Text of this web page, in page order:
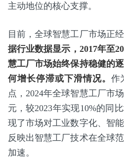
主动地位的核心支撑。
目前，全球智慧工厂市场正
据行业数据显示，2017年至
慧工厂市场始终保持稳健的
何增长停滞或下滑情况。 作
点，2024年全球智慧工厂市
元，较2023年实现10%的同
现了市场对工业数字化、智
反映出智慧工厂技术在全球
加速。